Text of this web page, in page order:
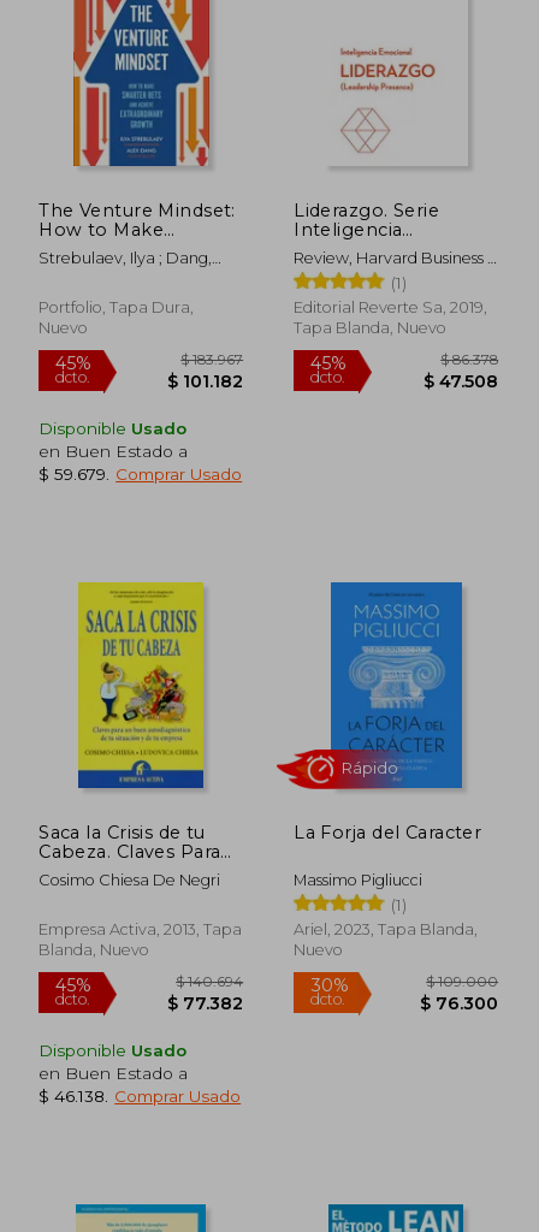
35%
dcto. $ 100.823
$ 69.000
Rápido
The Venture Mindset:
How to Make
Smarter Bets and
Achieve Extraordinary
Strebulaev, Ilya ; Dang,
Portfolio, Tapa Dura,
Nuevo
Disponible Usado
en Buen Estado a
$ 59.679
Comprar Usado
Liderazgo. Serie
Inteligencia
Emocional Hbr:
Leadership Presence
Review, Harvard Business ;
Trabal, Betty (1)
Editorial Reverte Sa, 2019,
Tapa Blanda, Nuevo
Saca la Crisis de tu
Cabeza. Claves Para
un Buen
Autodiagnóstico de tu
Empresa (Narrativa
Empresarial)
Cosimo Chiesa De Negri
Empresa Activa, 2013, Tapa
Blanda, Nuevo
Disponible Usado
en Buen Estado a
$ 46.138
Comprar Usado
La Forja del Caracter
Massimo Pigliucci
(1)
Ariel, 2023, Tapa Blanda,
Nuevo